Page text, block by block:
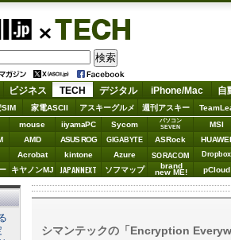
TECH
ビジネス TECH デジタル iPhone/Mac 自
SIM 家電ASCII アスキーグルメ 週刊アスキー
mouse iiyamaPC Sycom
パソコン
SEVEN
MSI
AMD ASUS ROG GIGABYTE ASRock HUAWEI
Acrobat kintone Azure SORACOM Dropbox
キヤノンMJ JAPANNEXT ソフマップ brand
new ME! pCloud
シマンテックの「Encryption